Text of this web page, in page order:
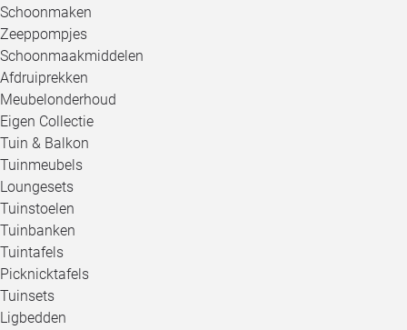
Schoonmaken
Zeeppompjes
Schoonmaakmiddelen
Afdruiprekken
Meubelonderhoud
Eigen Collectie
Tuin & Balkon
Tuinmeubels
Loungesets
Tuinstoelen
Tuinbanken
Tuintafels
Picknicktafels
Tuinsets
Ligbedden